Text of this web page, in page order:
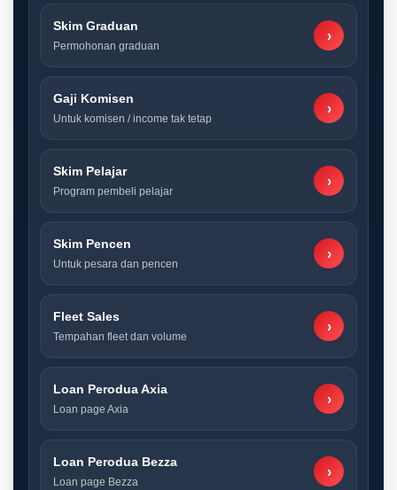
Skim Graduan
Permohonan graduan
›
Gaji Komisen
Untuk komisen / income tak tetap
›
Skim Pelajar
Program pembeli pelajar
›
Skim Pencen
Untuk pesara dan pencen
›
Fleet Sales
Tempahan fleet dan volume
›
Loan Perodua Axia
Loan page Axia
›
Loan Perodua Bezza
Loan page Bezza
›